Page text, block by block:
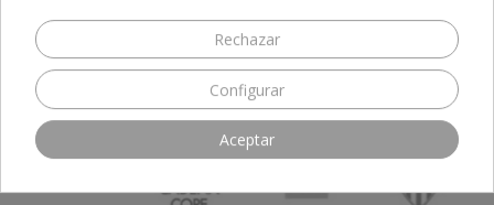
Nuestros clientes, nuestro mejor aval
Rechazar
Configurar
Aceptar